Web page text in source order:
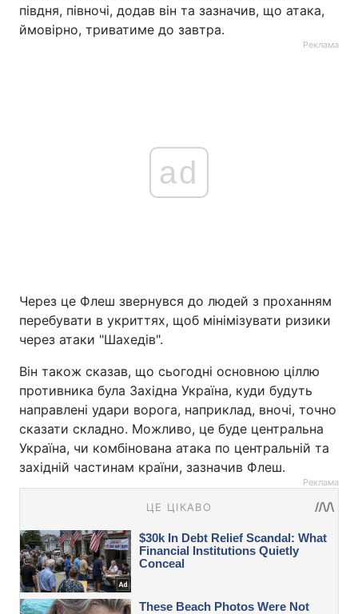
півдня, півночі, додав він та зазначив, що атака,
ймовірно, триватиме до завтра.
Реклама
ad
Через це Флеш звернувся до людей з проханням
перебувати в укриттях, щоб мінімізувати ризики
через атаки "Шахедів".
Він також сказав, що сьогодні основною ціллю
противника була Західна Україна, куди будуть
направлені удари ворога, наприклад, вночі, точно
сказати складно. Можливо, це буде центральна
Україна, чи комбінована атака по центральній та
західній частинам країни, зазначив Флеш.
Реклама